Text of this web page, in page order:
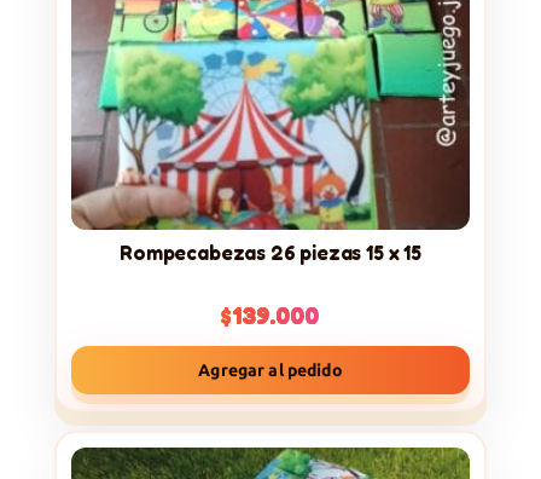
Rompecabezas 26 piezas 15 x 15
$139.000
Agregar al pedido